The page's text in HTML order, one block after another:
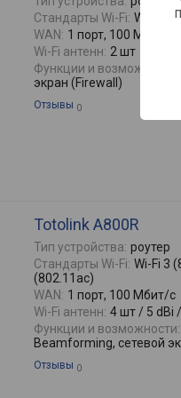
Стандарты Wi-Fi: Wi-Fi 3
WAN: 1 порт, 100 Мбит/с
Wi-Fi антенн: 2 шт
Функции и возможности:
экран (Firewall)
Отзывы 0
Totolink A800R
Тип устройства: роутер
Стандарты Wi-Fi: Wi-Fi 3
(802.11ac)
WAN: 1 порт, 100 Мбит/с
Wi-Fi антенн: 4 шт / 5 dBi /
Функции и возможности:
Beamforming, сетевой
Отзывы 0